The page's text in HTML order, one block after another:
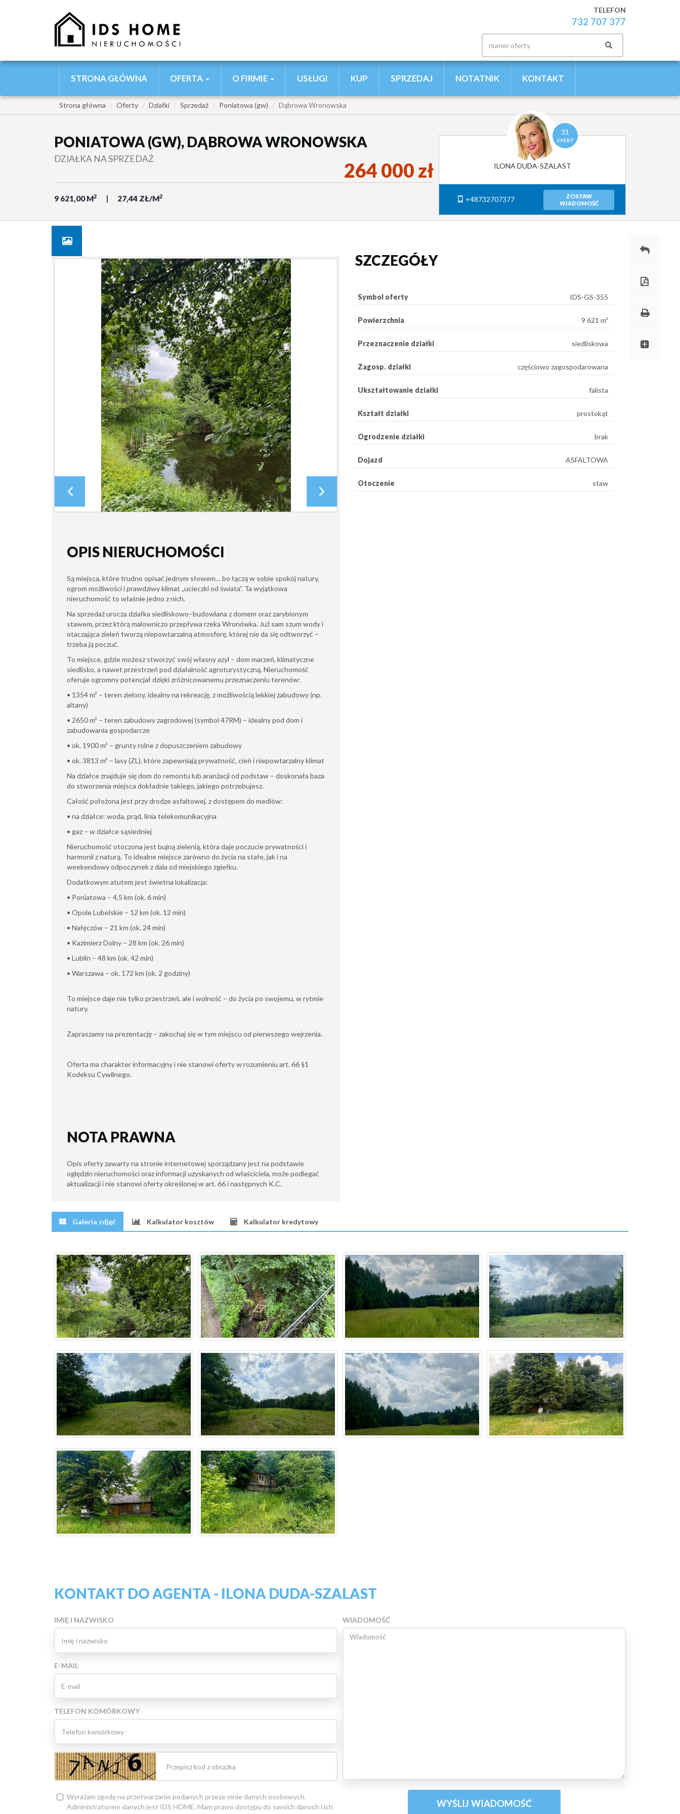
TELEFON
732 707 377
STRONA GŁÓWNA OFERTA O FIRMIE USŁUGI KUP SPRZEDAJ NOTATNIK KONTAKT
Strona główna Oferty Działki Sprzedaż Poniatowa (gw) Dąbrowa Wronowska
PONIATOWA (GW), DĄBROWA WRONOWSKA
DZIAŁKA NA SPRZEDAŻ
9 621,00 M2 27,44 ZŁ/M2
264 000 zł
31
OFERT
ILONA DUDA-SZALAST
+48732707377
ZOSTAW
WIADOMOŚĆ
OPIS NIERUCHOMOŚCI
Są miejsca, które trudno opisać jednym słowem… bo łączą w sobie spokój natury,
ogrom możliwości i prawdziwy klimat „ucieczki od świata”. Ta wyjątkowa
nieruchomość to właśnie jedno z nich.
Na sprzedaż urocza działka siedliskowo–budowlana z domem oraz zarybionym
stawem, przez którą malowniczo przepływa rzeka Wronówka. Już sam szum wody i
otaczająca zieleń tworzą niepowtarzalną atmosferę, której nie da się odtworzyć –
trzeba ją poczuć.
To miejsce, gdzie możesz stworzyć swój własny azyl – dom marzeń, klimatyczne
siedlisko, a nawet przestrzeń pod działalność agroturystyczną. Nieruchomość
oferuje ogromny potencjał dzięki zróżnicowanemu przeznaczeniu terenów:
• 1354 m² – teren zielony, idealny na rekreację, z możliwością lekkiej zabudowy (np.
altany)
• 2650 m² – teren zabudowy zagrodowej (symbol 47RM) – idealny pod dom i
zabudowania gospodarcze
• ok. 1900 m² – grunty rolne z dopuszczeniem zabudowy
• ok. 3813 m² – lasy (ZL), które zapewniają prywatność, cień i niepowtarzalny klimat
Na działce znajduje się dom do remontu lub aranżacji od podstaw – doskonała baza
do stworzenia miejsca dokładnie takiego, jakiego potrzebujesz.
Całość położona jest przy drodze asfaltowej, z dostępem do mediów:
• na działce: woda, prąd, linia telekomunikacyjna
• gaz – w działce sąsiedniej
Nieruchomość otoczona jest bujną zielenią, która daje poczucie prywatności i
harmonii z naturą. To idealne miejsce zarówno do życia na stałe, jak i na
weekendowy odpoczynek z dala od miejskiego zgiełku.
Dodatkowym atutem jest świetna lokalizacja:
• Poniatowa – 4,5 km (ok. 6 min)
• Opole Lubelskie – 12 km (ok. 12 min)
• Nałęczów – 21 km (ok. 24 min)
• Kazimierz Dolny – 28 km (ok. 26 min)
• Lublin – 48 km (ok. 42 min)
• Warszawa – ok. 172 km (ok. 2 godziny)
To miejsce daje nie tylko przestrzeń, ale i wolność – do życia po swojemu, w rytmie
natury.
Zapraszamy na prezentację – zakochaj się w tym miejscu od pierwszego wejrzenia.
Oferta ma charakter informacyjny i nie stanowi oferty w rozumieniu art. 66 §1
Kodeksu Cywilnego.
NOTA PRAWNA
Opis oferty zawarty na stronie internetowej sporządzany jest na podstawie
oględzin nieruchomości oraz informacji uzyskanych od właściciela, może podlegać
aktualizacji i nie stanowi oferty określonej w art. 66 i następnych K.C.
SZCZEGÓŁY
Symbol oferty IDS-GS-355
Powierzchnia 9 621 m²
Przeznaczenie działki siedliskowa
Zagosp. działki częściowo zagospodarowana
Ukształtowanie działki falista
Kształt działki prostokąt
Ogrodzenie działki brak
Dojazd ASFALTOWA
Otoczenie staw
Galeria zdjęć Kalkulator kosztów Kalkulator kredytowy
KONTAKT DO AGENTA - ILONA DUDA-SZALAST
IMIĘ I NAZWISKO
E-MAIL
TELEFON KOMÓRKOWY
Wyrażam zgodę na przetwarzanie podanych przeze mnie danych osobowych.
Administratorem danych jest IDS HOME. Mam prawo dostępu do swoich danych i ich
WIADOMOŚĆ